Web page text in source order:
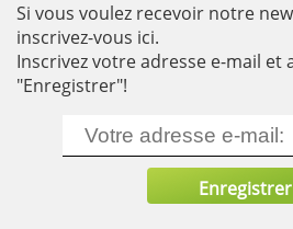
Si vous voulez recevoir notre
inscrivez-vous ici.
Inscrivez votre adresse e-mail et
"Enregistrer"!